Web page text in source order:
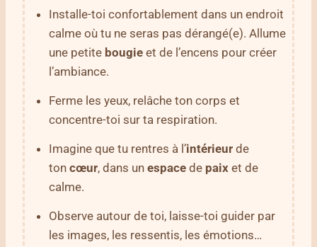
Installe-toi confortablement dans un endroit
calme où tu ne seras pas dérangé(e). Allume
une petite bougie et de l’encens pour créer
l’ambiance.
Ferme les yeux, relâche ton corps et
concentre-toi sur ta respiration.
Imagine que tu rentres à l’intérieur de
ton cœur, dans un espace de paix et de
calme.
Observe autour de toi, laisse-toi guider par
les images, les ressentis, les émotions…